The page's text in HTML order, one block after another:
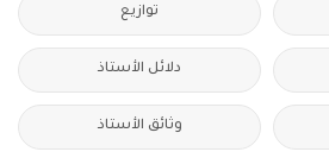
توازيع
دلائل الأستاذ
وثائق الأستاذ